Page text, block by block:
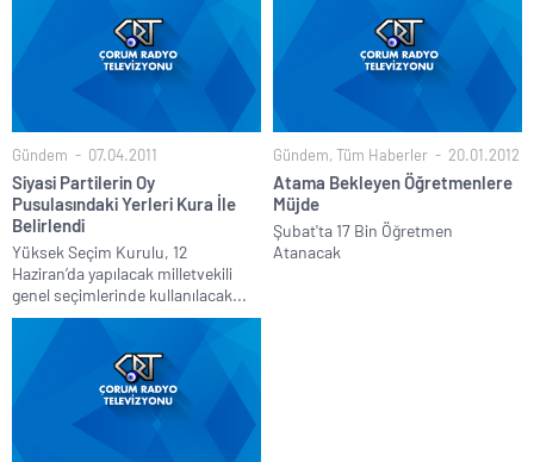
Gündem 07.04.2011
Siyasi Partilerin Oy
Pusulasındaki Yerleri Kura İle
Belirlendi
Yüksek Seçim Kurulu, 12
Haziran’da yapılacak milletvekili
genel seçimlerinde kullanılacak...
Gündem, Tüm Haberler 20.01.2012
Atama Bekleyen Öğretmenlere
Müjde
Şubat'ta 17 Bin Öğretmen
Atanacak